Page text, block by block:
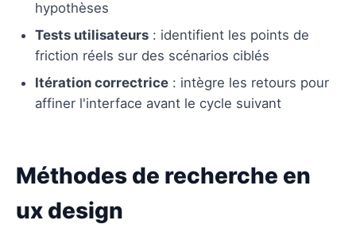
hypothèses
Tests utilisateurs : identifient les points de
friction réels sur des scénarios ciblés
Itération correctrice : intègre les retours pour
affiner l'interface avant le cycle suivant
Méthodes de recherche en
ux design